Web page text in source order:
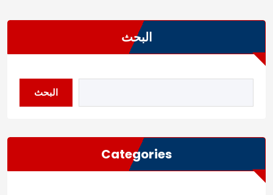
البحث
البحث
Categories